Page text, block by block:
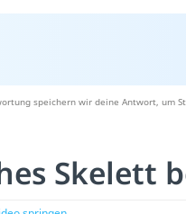
speichern wir deine Antwort, um
Skelett